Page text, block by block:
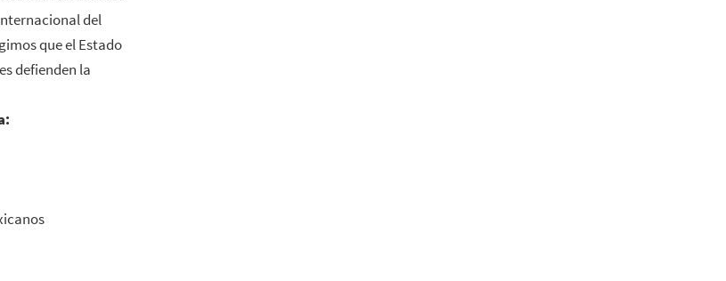
del
que el Estado
defienden la